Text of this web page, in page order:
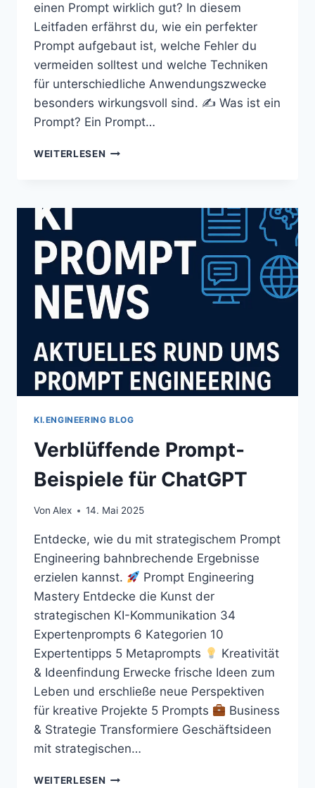
einen Prompt wirklich gut? In diesem
Leitfaden erfährst du, wie ein perfekter
Prompt aufgebaut ist, welche Fehler du
vermeiden solltest und welche Techniken
für unterschiedliche Anwendungszwecke
besonders wirkungsvoll sind. ✍️ Was ist ein
Prompt? Ein Prompt…
WEITERLESEN
PERFEKTEN
KI.ENGINEERING BLOG
Verblüffende Prompt-
Beispiele für ChatGPT
Von Alex 14. Mai 2025
Entdecke, wie du mit strategischem Prompt
Engineering bahnbrechende Ergebnisse
erzielen kannst.
Prompt Engineering
Mastery Entdecke die Kunst der
strategischen KI-Kommunikation 34
Expertenprompts 6 Kategorien 10
Expertentipps 5 Metaprompts
Kreativität
& Ideenfindung Erwecke frische Ideen zum
Leben und erschließe neue Perspektiven
für kreative Projekte 5 Prompts
Business
& Strategie Transformiere Geschäftsideen
mit strategischen…
WEITERLESEN VERBLÜFFENDE